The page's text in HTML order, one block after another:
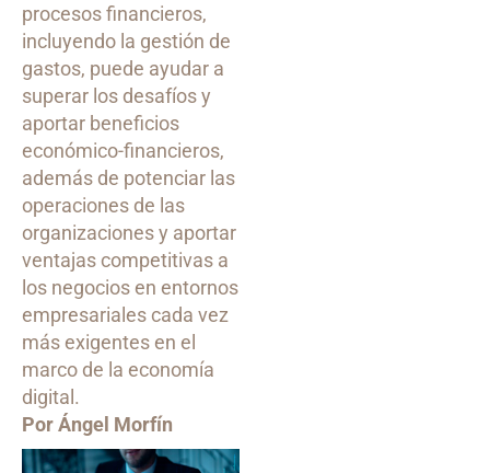
procesos financieros,
incluyendo la gestión de
gastos, puede ayudar a
superar los desafíos y
aportar beneficios
económico-financieros,
además de potenciar las
operaciones de las
organizaciones y aportar
ventajas competitivas a
los negocios en entornos
empresariales cada vez
más exigentes en el
marco de la economía
digital.
Por Ángel Morfín